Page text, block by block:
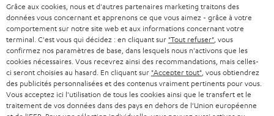
s
r
e
l
a
t
t
i
o
n
s
r
i
l
s
c
o
n
Support Teufel
Questions fréquemment posées
Magasin Teufel
Faites l’expérience de nos produits de près et
laissez-vous conseiller personnellement dans nos
magasins.
Vue d’ensemble
Grâce aux cookies, nous et d'autres partenaires marketing traitons des
données vous concernant et apprenons ce que vous aimez - grâce à votre
comportement sur notre site web et aux informations concernant votre
terminal. C'est vous qui décidez : en cliquant sur "Tout refuser" , vous
confirmez nos paramètres de base, dans lesquels nous n'activons que les
cookies nécessaires. Vous recevrez ainsi des recommandations, mais celles-
ci seront choisies au hasard. En cliquant sur "Accepter tout" , vous obtiendrez
des publicités personnalisées et des contenus vraiment pertinents pour vous.
Vous acceptez ici l'utilisation de tous les cookies ainsi que le transfert et le
traitement de vos données dans des pays en dehors de l'Union européenne